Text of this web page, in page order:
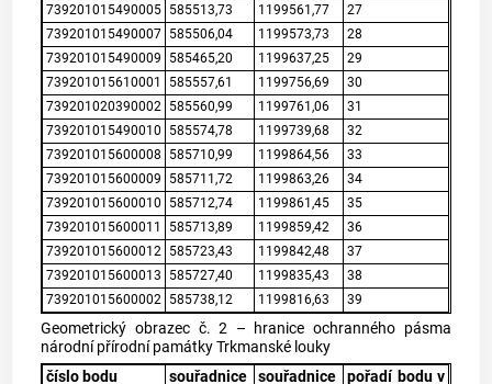
739201015490005 585513,73 1199561,77
27
739201015490007 585506,04 1199573,73
28
739201015490009
585465,20 1199637,25
29
739201015610001
585557,61 1199756,69
30
739201020390002 585560,99 1199761,06
31
739201015490010
585574,78 1199739,68
32
739201015600008
585710,99 1199864,56
33
739201015600009
585711,72 1199863,26
34
739201015600010
585712,74 1199861,45
35
739201015600011
585713,89 1199859,42
36
739201015600012 585723,43 1199842,48
37
739201015600013
585727,40 1199835,43
38
739201015600002 585738,12 1199816,63 39
Geometrický obrazec č. 2 – hranice ochranného pásma
národní přírodní památky Trkmanské louky
číslo bodu
souřadnice
souřadnice
pořadí bodu v